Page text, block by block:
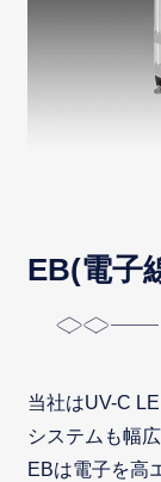
EB(電子
当社はUV-C
システムも幅
EBは電子を高